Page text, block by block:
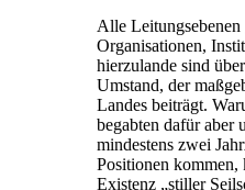
Alle Leitungsebenen
Organisationen,
hierzulande sind
Umstand, der
Landes beiträgt.
begabten dafür aber
mindestens zwei
Positionen kommen,
Existenz „stiller